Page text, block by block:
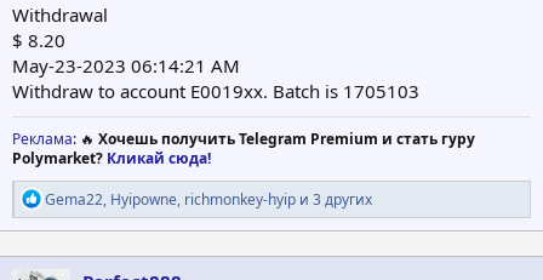
Withdrawal
$ 8.20
May-23-2023 06:14:21 AM
Withdraw to account E0019xx. Batch is 1705103
Реклама: 🔥 Хочешь получить Telegram Premium и стать гуру
Polymarket? Кликай сюда!
Р
е
а
к
ц
Gema22, Hyipowne, richmonkey-hyip и 3 других